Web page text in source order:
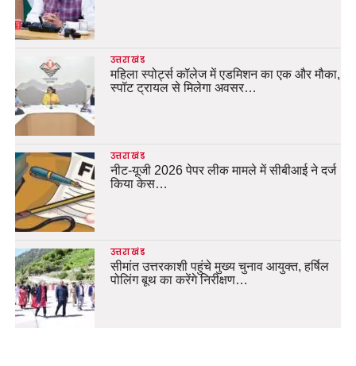
उत्तराखंड
महिला स्पोर्ट्स कॉलेज में एडमिशन का एक और मौका,
स्पॉट ट्रायल से मिलेगा अवसर…
उत्तराखंड
नीट-यूजी 2026 पेपर लीक मामले में सीबीआई ने दर्ज
किया केस…
उत्तराखंड
सीमांत उत्तरकाशी पहुंचे मुख्य चुनाव आयुक्त, हर्षिल
पोलिंग बूथ का करेंगे निरीक्षण…